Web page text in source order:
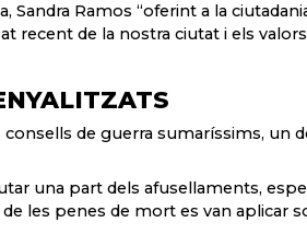
Ramos “oferint a la
recent de la nostra ciutat i els
consells de guerra sumaríssims, un
una part dels afusellaments,
les penes de mort es van aplicar